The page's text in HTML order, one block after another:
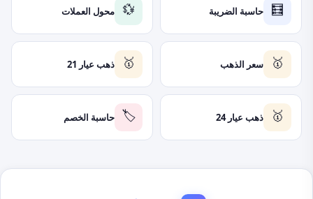
🧮 حاسبة الضريبة 💱 محول العملات
🥇 سعر الذهب 🥇 ذهب عيار 21
🥇 ذهب عيار 24 🏷️ حاسبة الخصم